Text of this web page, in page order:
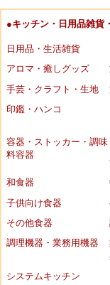
●キッチン・日用品雑貨
日用品・生活雑貨
アロマ・癒しグッズ
手芸・クラフト・生地
印鑑・ハンコ
容器・ストッカー・調味
料容器
和食器
子供向け食器
その他食器
調理機器・業務用機器
システムキッチン